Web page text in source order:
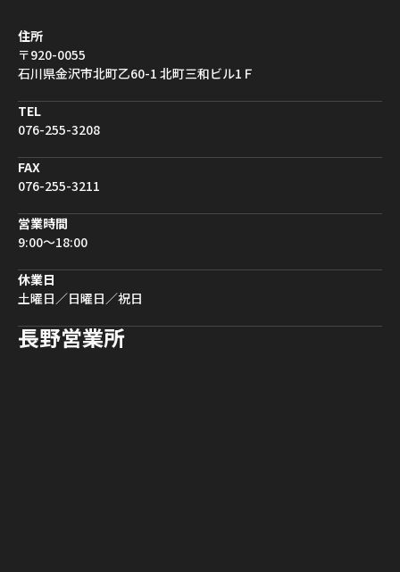
住所
〒920-0055
石川県金沢市北町乙60-1 北町三和ビル1Ｆ
TEL
076-255-3208
FAX
076-255-3211
営業時間
9:00〜18:00
休業日
土曜日／日曜日／祝日
長野営業所